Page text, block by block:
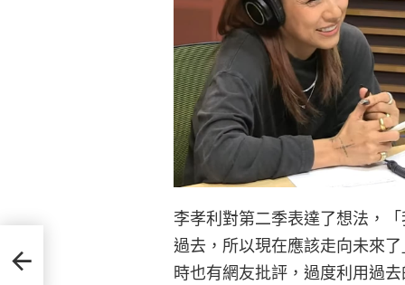
李孝利對第二季表達了想法，
過去，所以現在應該走向未來
時也有網友批評，過度利用過
tvN